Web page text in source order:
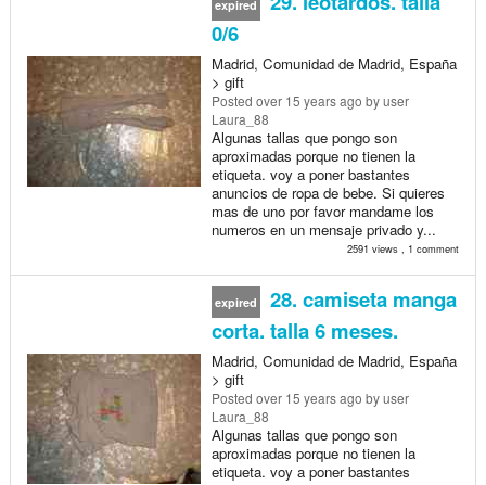
expired
0/6
Madrid, Comunidad de Madrid, España
> gift
Posted over 15 years ago by user
Laura_88
Algunas tallas que pongo son
aproximadas porque no tienen la
etiqueta. voy a poner bastantes
anuncios de ropa de bebe. Si quieres
mas de uno por favor mandame los
numeros en un mensaje privado y...
2591 views , 1 comment
expired
28. camiseta manga
corta. talla 6 meses.
Madrid, Comunidad de Madrid, España
> gift
Posted over 15 years ago by user
Laura_88
Algunas tallas que pongo son
aproximadas porque no tienen la
etiqueta. voy a poner bastantes